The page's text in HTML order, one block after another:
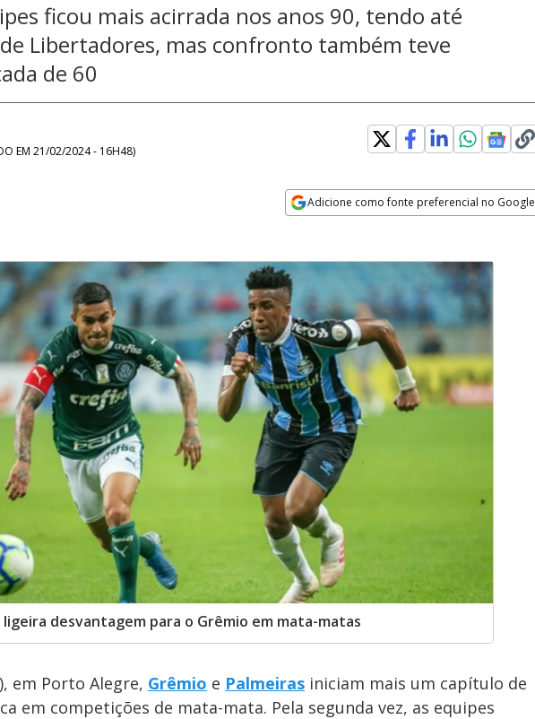
ficou mais acirrada nos anos 90, tendo até
Libertadores, mas confronto também teve
de 60
EM 21/02/2024 - 16H48)
Adicione como fonte preferencial no Google
desvantagem para o Grêmio em mata-matas
em Porto Alegre, Grêmio e Palmeiras iniciam mais um capítulo de
em competições de mata-mata. Pela segunda vez, as equipes